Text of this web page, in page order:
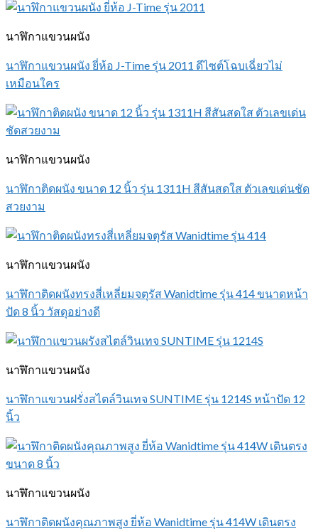
นาฬิกาแขวนผนัง
นาฬิกาแขวนผนัง ยี่ห้อ J-Time รุ่น 2011 ดีไซต์โฉบเฉี่ยวไม่
เหมือนใคร
นาฬิกาแขวนผนัง
นาฬิกาติดผนัง ขนาด 12 นิ้ว รุ่น 1311H สีสันสดใส ตัวเลขเด่นชัด
สวยงาม
นาฬิกาแขวนผนัง
นาฬิกาติดผนังทรงสี่เหลี่ยมจตุรัส Wanidtime รุ่น 414 ขนาดหน้า
ปัด 8 นิ้ว วัสดุอย่างดี
นาฬิกาแขวนผนัง
นาฬิกาแขวนฝรั่งสไตล์วินเทจ SUNTIME รุ่น 1214S หน้าปัด 12
นิ้ว
นาฬิกาแขวนผนัง
นาฬิกาติดผนังคุณภาพสูง ยี่ห้อ Wanidtime รุ่น 414W เดินตรง